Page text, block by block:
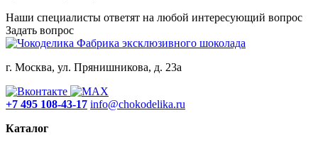
Наши специалисты ответят на любой интересующий вопрос
Задать вопрос
Фабрика эксклюзивного шоколада
г. Москва, ул. Прянишникова, д. 23а
+7 495 108-43-17 info@chokodelika.ru
Каталог